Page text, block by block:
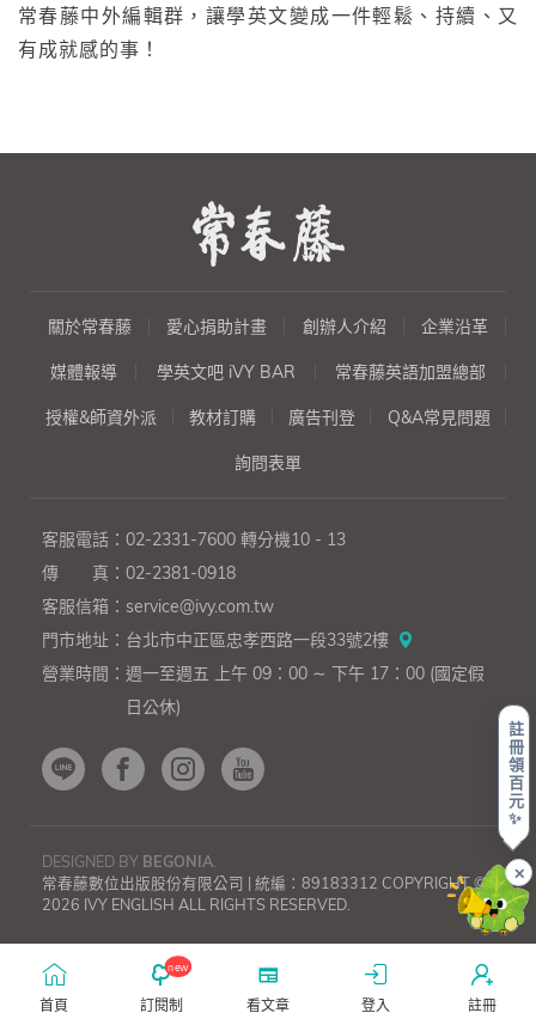
註
冊
領
百
元
✨
✕
首頁
new
訂閱制 看文章 登入 註冊
常春藤中外編輯群，讓學英文變成一件輕鬆、持續、又
有成就感的事！
上一則
輕
鬆
下一則
輕
鬆
關於常春藤 愛心捐助計畫 創辦人介紹 企業沿革
媒體報導 學英文吧 iVY BAR 常春藤英語加盟總部
授權&師資外派 教材訂購 廣告刊登 Q&A常見問題
詢問表單
客服電話： 02-2331-7600 轉分機10 - 13
傳 真： 02-2381-0918
客服信箱： service@ivy.com.tw
門市地址： 台北市中正區忠孝西路一段33號2樓
營業時間： 週一至週五 上午 09：00 ∼ 下午 17：00 (國定假
日公休)
DESIGNED BY BEGONIA.
常春藤數位出版股份有限公司 | 統編：89183312 COPYRIGHT ©
2026 IVY ENGLISH ALL RIGHTS RESERVED.